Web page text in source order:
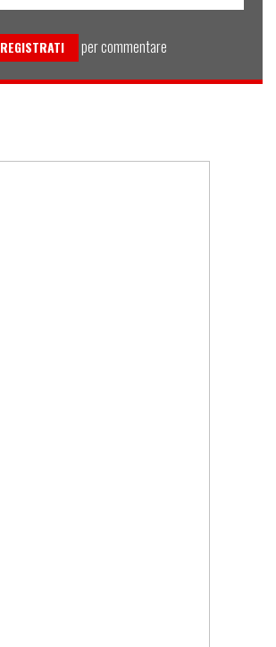
REGISTRATI per commentare